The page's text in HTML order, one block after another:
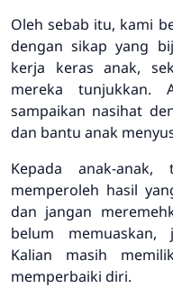
Oleh sebab itu, kami
dengan sikap yang
kerja keras anak,
mereka tunjukkan.
sampaikan nasihat
dan bantu anak
Kepada anak-
memperoleh hasil
dan jangan
belum memuaskan,
Kalian masih
memperbaiki diri.